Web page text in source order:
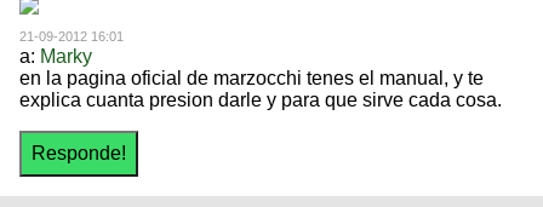
21-09-2012 16:01
a: Marky
en la pagina oficial de marzocchi tenes el manual, y te
explica cuanta presion darle y para que sirve cada cosa.